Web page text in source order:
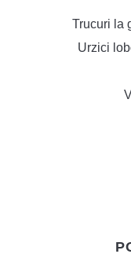
Trucuri la
Urzici